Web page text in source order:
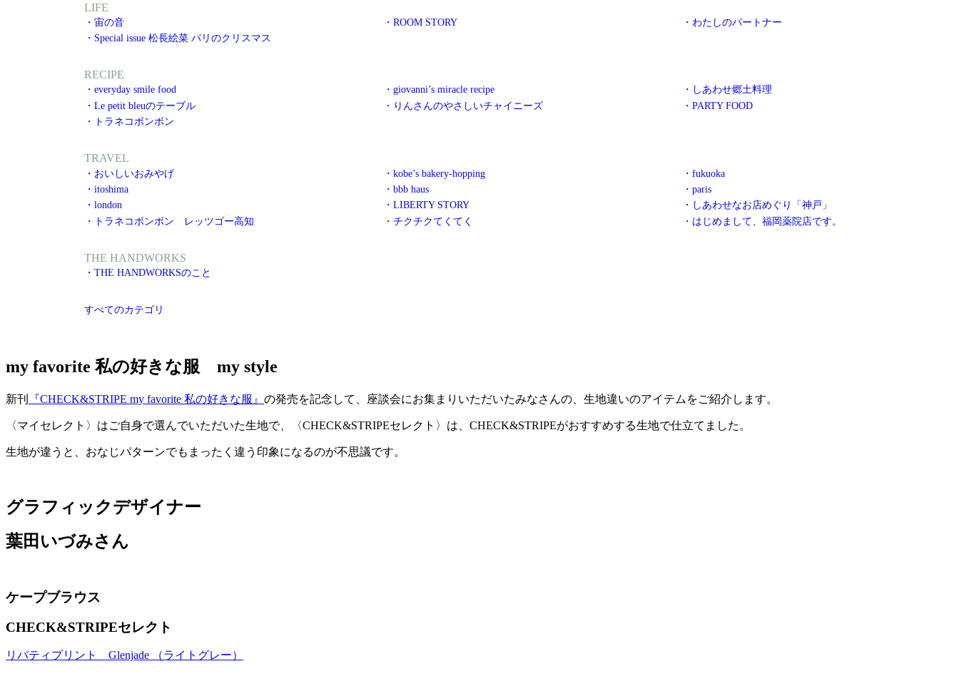
LIFE
・宙の音 ・ROOM STORY
・わたしのパートナー
・Special issue 松長絵菜 パリのクリスマス
RECIPE
・everyday smile food ・giovanni’s miracle recipe
・しあわせ郷土料理
・Le petit bleuのテーブル
・りんさんのやさしいチャイニーズ
・PARTY FOOD
・トラネコボンボン
TRAVEL
・おいしいおみやげ ・kobe’s bakery-hopping
・fukuoka
・itoshima
・bbb haus
・paris
・london
・LIBERTY STORY
・しあわせなお店めぐり「神戸」
・トラネコボンボン レッツゴー高知
・チクチクてくてく ・はじめまして、福岡薬院店です。
THE HANDWORKS
・THE HANDWORKSのこと
すべてのカテゴリ
my favorite 私の好きな服 my style
新刊 『CHECK&STRIPE my favorite 私の好きな服』 の発売を記念して、座談会にお集まりいただいたみなさんの、生地違いのアイテムをご紹介します。
〈マイセレクト〉はご自身で選んでいただいた生地で、〈CHECK&STRIPEセレクト〉は、CHECK&STRIPEがおすすめする生地で仕立てました。
生地が違うと、おなじパターンでもまったく違う印象になるのが不思議です。
グラフィックデザイナー
葉田いづみさん
ケープブラウス
CHECK&STRIPEセレクト
リバティプリント Glenjade （ライトグレー）